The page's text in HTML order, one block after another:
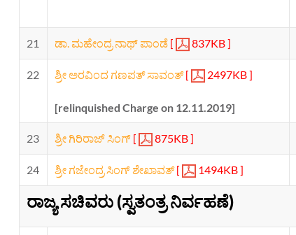
21 ಡಾ. ಮಹೇಂದ್ರ ನಾಥ್ ಪಾಂಡೆ[ 837KB ]
22 ಶ್ರೀ ಅರವಿಂದ ಗಣಪತ್ ಸಾವಂತ್[ 2497KB ]
[relinquished Charge on 12.11.2019]
23 ಶ್ರೀ ಗಿರಿರಾಜ್ ಸಿಂಗ್[ 875KB ]
24 ಶ್ರೀ ಗಜೇಂದ್ರ ಸಿಂಗ್ ಶೇಖಾವತ್[ 1494KB ]
ರಾಜ್ಯ ಸಚಿವರು (ಸ್ವತಂತ್ರ ನಿರ್ವಹಣೆ)